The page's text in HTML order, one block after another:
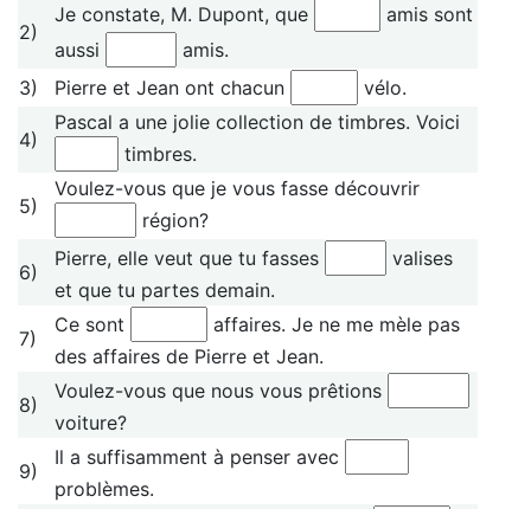
2)
Je constate, M. Dupont, que
amis sont
aussi
amis.
3)
Pierre et Jean ont chacun vélo.
4)
Pascal a une jolie collection de timbres. Voici
timbres.
5)
Voulez-vous que je vous fasse découvrir
région?
6)
Pierre, elle veut que tu fasses
valises
et que tu partes demain.
7)
Ce sont
affaires. Je ne me mèle pas
des affaires de Pierre et Jean.
8)
Voulez-vous que nous vous prêtions
voiture?
9)
Il a suffisamment à penser avec
problèmes.